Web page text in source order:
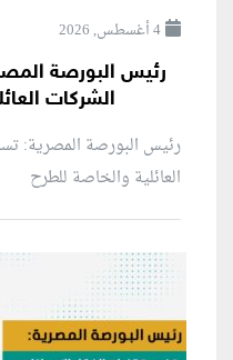
4 أغسطس, 2026
رئيس البورصة
الشركات
رئيس البورصة المصرية:
العائلية والخاصة للطرح